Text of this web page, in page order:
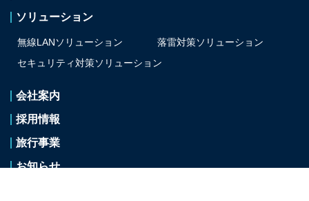
ソリューション
無線LANソリューション
落雷対策ソリューション
セキュリティ対策ソリューション
会社案内
採用情報
旅行事業
お知らせ